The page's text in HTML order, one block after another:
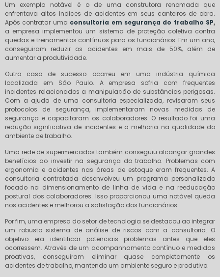
Um exemplo notável é o de uma construtora renomada que
enfrentava altos índices de acidentes em seus canteiros de obra.
Após contratar uma consultoria em segurança do trabalho SP,
a empresa implementou um sistema de proteção coletiva contra
quedas e treinamentos contínuos para os funcionários. Em um ano,
conseguiram reduzir os acidentes em mais de 50%, além de
aumentar a produtividade.
Outro caso de sucesso ocorreu em uma indústria química
localizada em São Paulo. A empresa sofria com frequentes
incidentes relacionados a manipulação de substâncias perigosas.
Com a ajuda de uma consultoria especializada, revisaram seus
protocolos de segurança, implementaram novas medidas de
segurança e capacitaram os colaboradores. O resultado foi uma
redução significativa de incidentes e a melhoria na qualidade do
ambiente de trabalho.
Uma rede de supermercados também conseguiu alcançar grandes
benefícios ao investir na segurança do trabalho. Problemas com
ergonomia e acidentes nas áreas de estoque eram frequentes. A
consultoria contratada desenvolveu um programa personalizado
focado na dimensionamento de linha de vida e na reeducação
postural dos colaboradores. Isso proporcionou uma notável queda
nos acidentes e melhorou a satisfação dos funcionários.
Por fim, uma empresa do setor de tecnologia se destacou ao integrar
um robusto sistema de análise de riscos com a consultoria. O
objetivo era identificar potenciais problemas antes que eles
ocorressem. Através de um acompanhamento contínuo e medidas
proativas, conseguiram eliminar quase completamente os
acidentes de trabalho, mantendo um ambiente seguro e produtivo.